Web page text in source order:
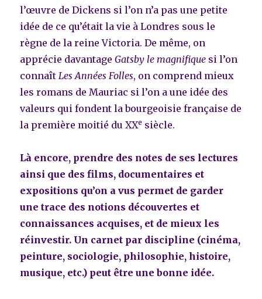
l’œuvre de Dickens si l’on n’a pas une petite
idée de ce qu’était la vie à Londres sous le
règne de la reine Victoria. De même, on
apprécie davantageGatsby le magnifique si l’on
connaîtLes Années Folles, on comprend mieux
les romans de Mauriac si l’on a une idée des
valeurs qui fondent la bourgeoisie française de
la première moitié du XXe siècle.
Là encore, prendre des notes de ses lectures
ainsi que des films, documentaires et
expositions qu’on a vus permet de garder
une trace des notions découvertes et
connaissances acquises, et de mieux les
réinvestir. Un carnet par discipline (cinéma,
peinture, sociologie, philosophie, histoire,
musique, etc.) peut être une bonne idée.